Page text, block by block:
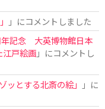
」にコメントしました
記念 大英博物館日本
戸絵画」にコメントし
とする北斎の絵」
」に